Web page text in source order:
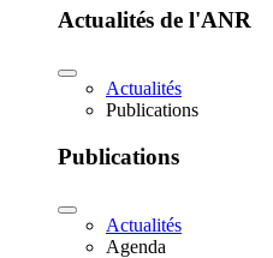
Actualités de l'ANR
Actualités
Publications
Publications
Actualités
Agenda